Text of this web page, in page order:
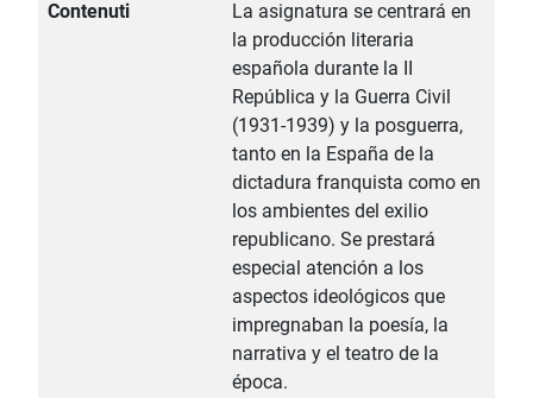
Contenuti
La asignatura se centrará en
la producción literaria
española durante la II
República y la Guerra Civil
(1931-1939) y la posguerra,
tanto en la España de la
dictadura franquista como en
los ambientes del exilio
republicano. Se prestará
especial atención a los
aspectos ideológicos que
impregnaban la poesía, la
narrativa y el teatro de la
época.